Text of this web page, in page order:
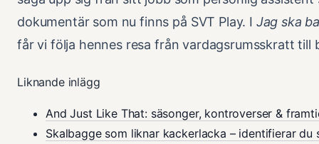
dokumentär som nu finns på SVT Play. I Jag ska
får vi följa hennes resa från vardagsrumsskratt till
Liknande inlägg
And Just Like That: säsonger, kontroverser &
Skalbagge som liknar kackerlacka – identifierar du